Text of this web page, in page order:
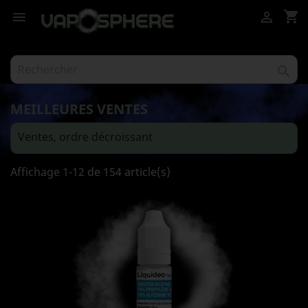
 shopping_cart

MEILLEURES VENTES
Ventes, ordre décroissant
Affichage 1-12 de 154 article(s)